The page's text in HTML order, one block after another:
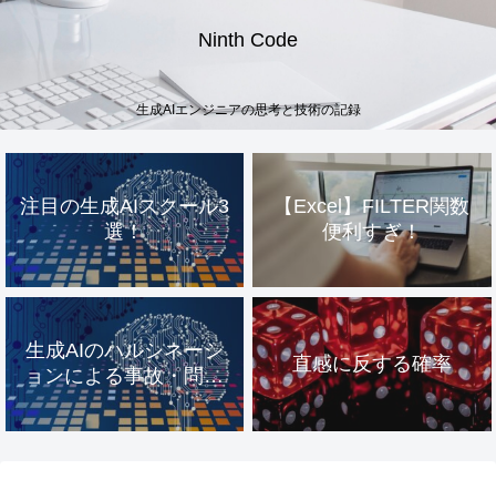
Ninth Code
生成AIエンジニアの思考と技術の記録
注目の生成AIスクール3
選！
【Excel】FILTER関数
便利すぎ！
生成AIのハルシネーシ
ョンによる事故・問題
事例
直感に反する確率